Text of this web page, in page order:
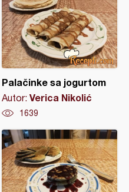
Palačinke sa jogurtom
Autor: Verica Nikolić
1639